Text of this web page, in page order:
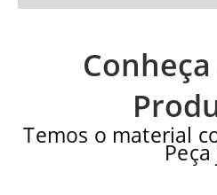
Temos o material
Peça